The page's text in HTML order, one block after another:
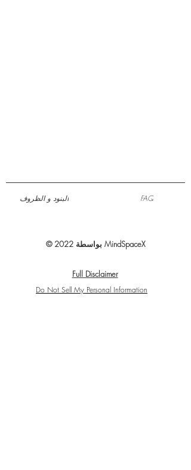
البنود و الظروف FAQ
© 2022 بواسطة MindSpaceX
Full Disclaimer
Do Not Sell My Personal Information